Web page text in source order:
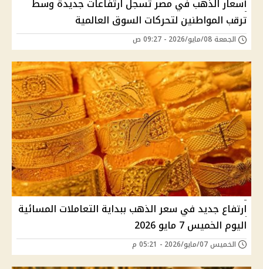
أسعار الذهب في مصر تسجل ارتفاعات جديدة وسط
ترقب المواطنين لتحركات السوق العالمية
الجمعة 08/مايو/2026 - 09:27 ص
ارتفاع جديد في سعر الذهب ببداية التعاملات المسائية
اليوم الخميس 7 مايو 2026
الخميس 07/مايو/2026 - 05:21 م